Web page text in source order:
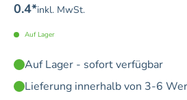
0.4*inkl. MwSt.
Auf Lager
Auf Lager - sofort verfügbar
Lieferung innerhalb von 3-6